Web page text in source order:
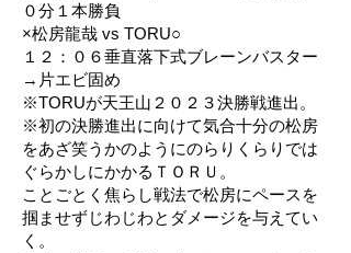
０分１本勝負
×松房龍哉 vs TORU○
１２：０６垂直落下式ブレーンバスター
→片エビ固め
※TORUが天王山２０２３決勝戦進出。
※初の決勝進出に向けて気合十分の松房
をあざ笑うかのようにのらりくらりでは
ぐらかしにかかるＴＯＲＵ。
ことごとく焦らし戦法で松房にペースを
掴ませずじわじわとダメージを与えてい
く。